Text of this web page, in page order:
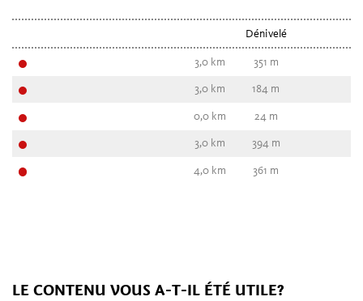
Dénivelé
3,0 km 351 m
3,0 km 184 m
0,0 km 24 m
3,0 km 394 m
4,0 km 361 m
LE CONTENU VOUS A-T-IL ÉTÉ UTILE?